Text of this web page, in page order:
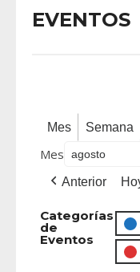
EVENTOS
Mes Semana
Mes
Anterior
Categorías
de
Eventos